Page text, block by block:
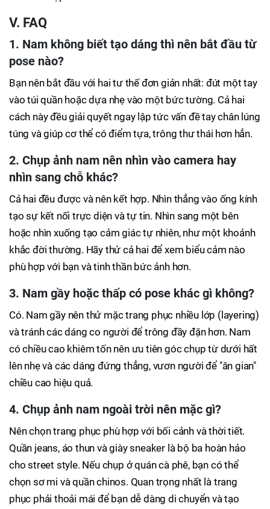
V. FAQ
1. Nam không biết tạo dáng thì nên bắt đầu từ
pose nào?
Bạn nên bắt đầu với hai tư thế đơn giản nhất: đút một tay
vào túi quần hoặc dựa nhẹ vào một bức tường. Cả hai
cách này đều giải quyết ngay lập tức vấn đề tay chân lúng
túng và giúp cơ thể có điểm tựa, trông thư thái hơn hẳn.
2. Chụp ảnh nam nên nhìn vào camera hay
nhìn sang chỗ khác?
Cả hai đều được và nên kết hợp. Nhìn thẳng vào ống kính
tạo sự kết nối trực diện và tự tin. Nhìn sang một bên
hoặc nhìn xuống tạo cảm giác tự nhiên, như một khoảnh
khắc đời thường. Hãy thử cả hai để xem biểu cảm nào
phù hợp với bạn và tinh thần bức ảnh hơn.
3. Nam gầy hoặc thấp có pose khác gì không?
Có. Nam gầy nên thử mặc trang phục nhiều lớp (layering)
và tránh các dáng co người để trông đầy đặn hơn. Nam
có chiều cao khiêm tốn nên ưu tiên góc chụp từ dưới hất
lên nhẹ và các dáng đứng thẳng, vươn người để "ăn gian"
chiều cao hiệu quả.
4. Chụp ảnh nam ngoài trời nên mặc gì?
Nên chọn trang phục phù hợp với bối cảnh và thời tiết.
Quần jeans, áo thun và giày sneaker là bộ ba hoàn hảo
cho street style. Nếu chụp ở quán cà phê, bạn có thể
chọn sơ mi và quần chinos. Quan trọng nhất là trang
phục phải thoải mái để bạn dễ dàng di chuyển và tạo